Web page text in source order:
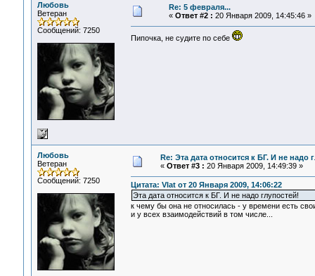
Любовь
Ветеран
Сообщений: 7250
Re: 5 февраля...
« Ответ #2 : 20 Января 2009, 14:45:46 »
Пипочка, не судите по себе
Любовь
Ветеран
Сообщений: 7250
Re: Эта дата относится к БГ. И не надо
« Ответ #3 : 20 Января 2009, 14:49:39 »
Цитата: Vlat от 20 Января 2009, 14:06:22
Эта дата относится к БГ. И не надо глупостей!
к чему бы она не относилась - у времени есть
и у всех взаимодействий в том числе...